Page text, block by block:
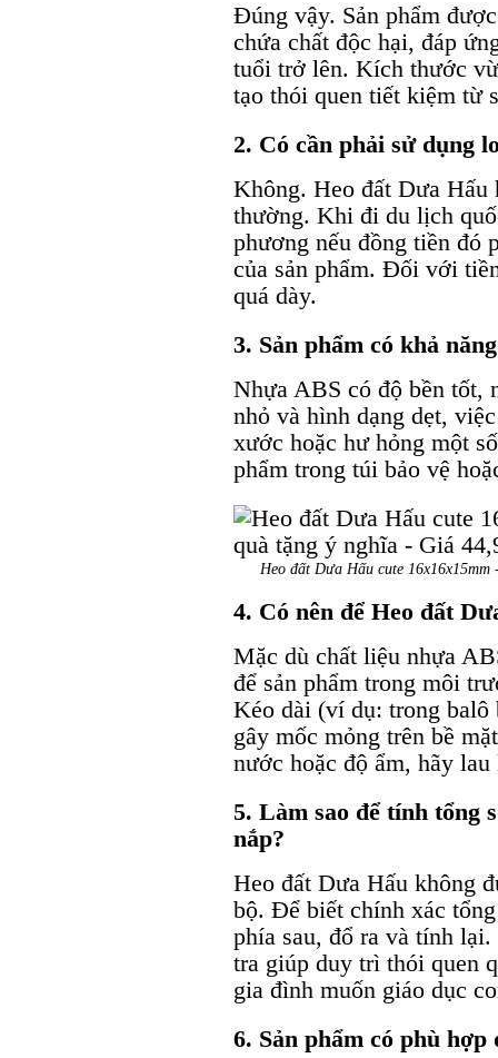
Đúng vậy. Sản phẩm
chứa chất độc hại, đáp
tuổi trở lên. Kích thước
tạo thói quen tiết kiệm từ
2. Có cần phải sử dụng
Không. Heo đất Dưa
thường. Khi đi du lịch
phương nếu đồng tiền đó
của sản phẩm. Đối với
quá dày.
3. Sản phẩm có khả
Nhựa ABS có độ bền tốt,
nhỏ và hình dạng dẹt,
xước hoặc hư hỏng một
phẩm trong túi bảo vệ
Heo đất Dưa Hấu cute
4. Có nên để Heo đất
Mặc dù chất liệu nhựa
để sản phẩm trong môi
Kéo dài (ví dụ: trong balô
gây mốc mỏng trên bề
nước hoặc độ ẩm, hãy
5. Làm sao để tính tổng
nắp?
Heo đất Dưa Hấu không
bộ. Để biết chính xác
phía sau, đổ ra và tính
tra giúp duy trì thói quen
gia đình muốn giáo dục
6. Sản phẩm có phù